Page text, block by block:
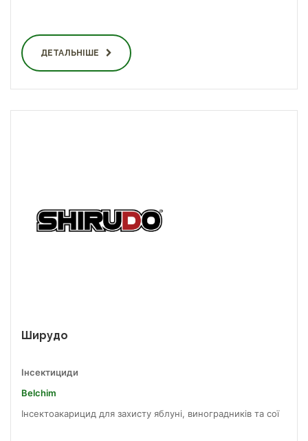
ДЕТАЛЬНІШЕ
Ширудо
Інсектициди
Belchim
Інсектоакарицид для захисту яблуні, виноградників та сої